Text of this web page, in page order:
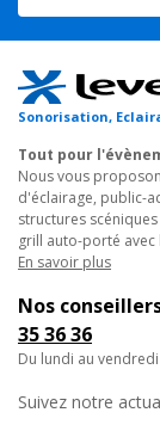
Sonorisation,
Tout pour
Nous vous
d'éclairage, public-
structures
grill auto-porté
En savoir plus
Nos
35 36 36
du lundi au
Suivez notre